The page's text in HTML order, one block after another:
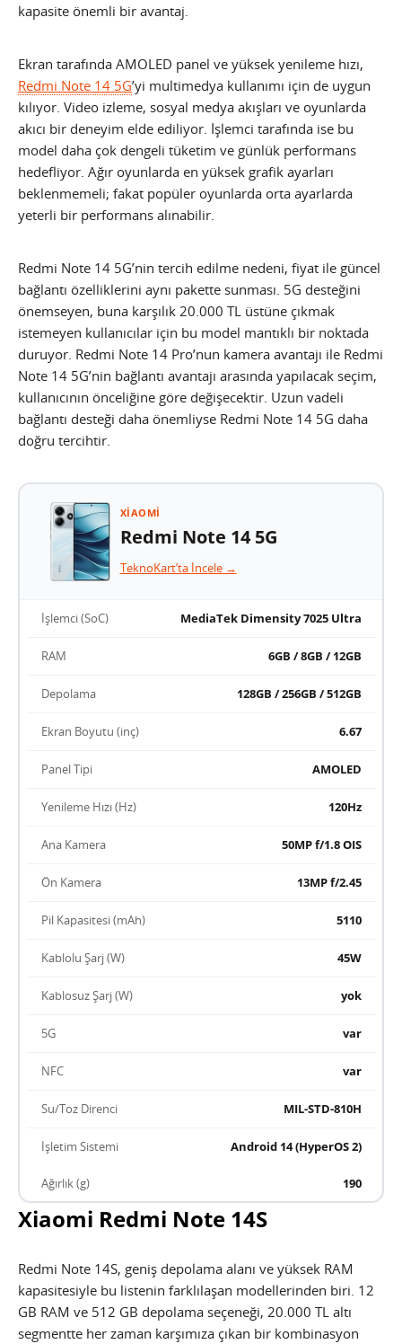
kapasite önemli bir avantaj.
Ekran tarafında AMOLED panel ve yüksek yenileme hızı,
Redmi Note 14 5G’yi multimedya kullanımı için de uygun
kılıyor. Video izleme, sosyal medya akışları ve oyunlarda
akıcı bir deneyim elde ediliyor. İşlemci tarafında ise bu
model daha çok dengeli tüketim ve günlük performans
hedefliyor. Ağır oyunlarda en yüksek grafik ayarları
beklenmemeli; fakat popüler oyunlarda orta ayarlarda
yeterli bir performans alınabilir.
Redmi Note 14 5G’nin tercih edilme nedeni, fiyat ile güncel
bağlantı özelliklerini aynı pakette sunması. 5G desteğini
önemseyen, buna karşılık 20.000 TL üstüne çıkmak
istemeyen kullanıcılar için bu model mantıklı bir noktada
duruyor. Redmi Note 14 Pro’nun kamera avantajı ile Redmi
Note 14 5G’nin bağlantı avantajı arasında yapılacak seçim,
kullanıcının önceliğine göre değişecektir. Uzun vadeli
bağlantı desteği daha önemliyse Redmi Note 14 5G daha
doğru tercihtir.
XIAOMI
Redmi Note 14 5G
TeknoKart’ta İncele →
İşlemci (SoC) MediaTek Dimensity 7025 Ultra
RAM 6GB / 8GB / 12GB
Depolama 128GB / 256GB / 512GB
Ekran Boyutu (inç) 6.67
Panel Tipi AMOLED
Yenileme Hızı (Hz) 120Hz
Ana Kamera 50MP f/1.8 OIS
Ön Kamera 13MP f/2.45
Pil Kapasitesi (mAh) 5110
Kablolu Şarj (W) 45W
Kablosuz Şarj (W) yok
5G var
NFC var
Su/Toz Direnci MIL-STD-810H
İşletim Sistemi Android 14 (HyperOS 2)
Ağırlık (g) 190
Xiaomi Redmi Note 14S
Redmi Note 14S, geniş depolama alanı ve yüksek RAM
kapasitesiyle bu listenin farklılaşan modellerinden biri. 12
GB RAM ve 512 GB depolama seçeneği, 20.000 TL altı
segmentte her zaman karşımıza çıkan bir kombinasyon